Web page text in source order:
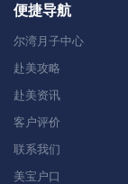
便捷导航
尔湾月子中心
赴美攻略
赴美资讯
客户评价
联系我们
美宝户口